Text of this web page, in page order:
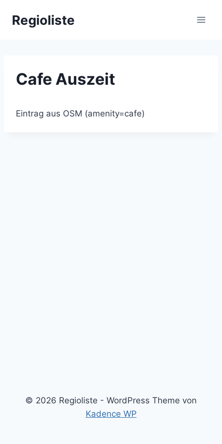
InhaltRegioliste
Cafe Auszeit
Eintrag aus OSM (amenity=cafe)
© 2026 Regioliste - WordPress Theme von
Kadence WP